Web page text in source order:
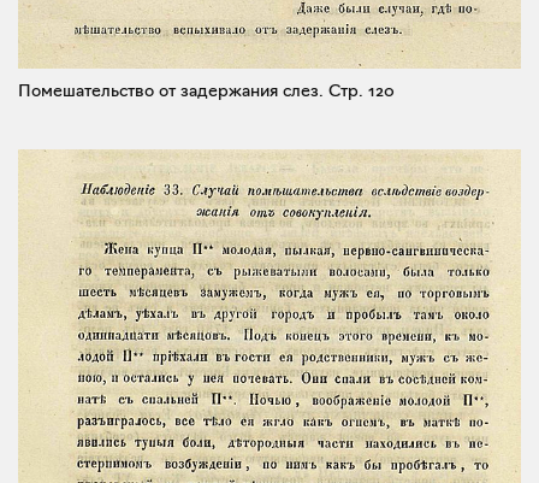
Помешательство от задержания слез. Стр. 120